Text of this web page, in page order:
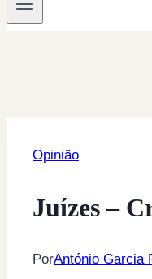
Opinião
Juízes –
PorAntónio Garcia